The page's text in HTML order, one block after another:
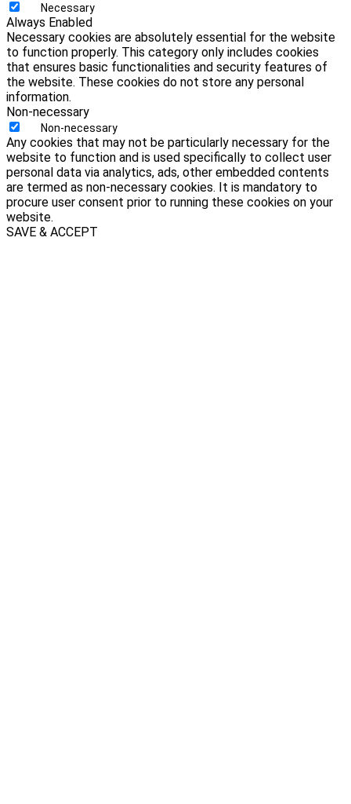
Necessary
Always Enabled
Necessary cookies are absolutely essential for the website
to function properly. This category only includes cookies
that ensures basic functionalities and security features of
the website. These cookies do not store any personal
information.
Non-necessary
Non-necessary
Any cookies that may not be particularly necessary for the
website to function and is used specifically to collect user
personal data via analytics, ads, other embedded contents
are termed as non-necessary cookies. It is mandatory to
procure user consent prior to running these cookies on your
website.
SAVE & ACCEPT